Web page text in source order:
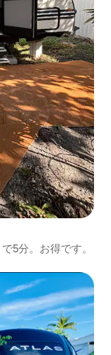
5分。お得です。